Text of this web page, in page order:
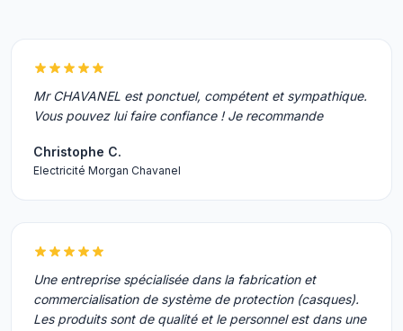
Mr CHAVANEL est ponctuel, compétent et sympathique.
Vous pouvez lui faire confiance ! Je recommande
Christophe C.
Electricité Morgan Chavanel
Une entreprise spécialisée dans la fabrication et
commercialisation de système de protection (casques).
Les produits sont de qualité et le personnel est dans une